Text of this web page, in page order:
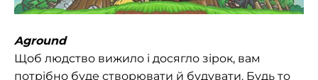
Aground
Щоб людство вижило і досягло зірок, вам
потрібно буде створювати й будувати. Будь то